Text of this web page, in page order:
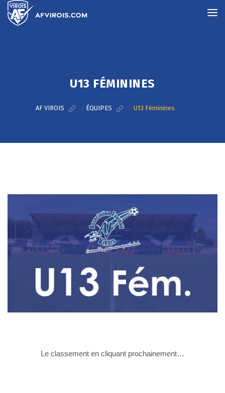
U13 FÉMININES
AF VIROIS > ÉQUIPES > U13 Féminines
Le classement en cliquant prochainement…